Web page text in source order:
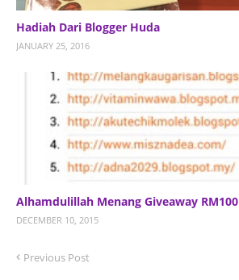
Hadiah Dari Blogger Huda
JANUARY 25, 2016
Alhamdulillah Menang Giveaway RM100
DECEMBER 10, 2015
Previous Post